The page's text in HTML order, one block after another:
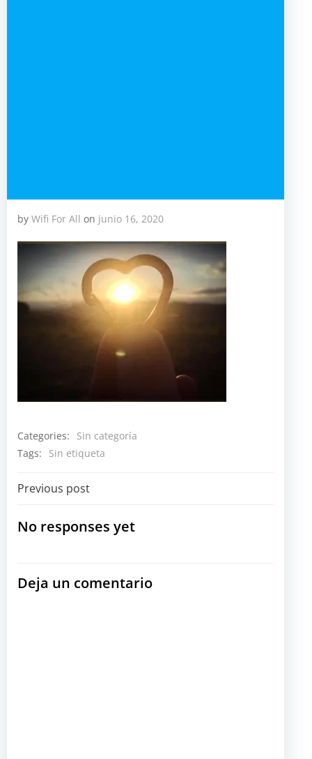
by Wifi For All on junio 16, 2020
Categories:
Sin categoría
Tags:
Sin etiqueta
Navegación
por
entradas
Previous post
No responses yet
Deja un comentario